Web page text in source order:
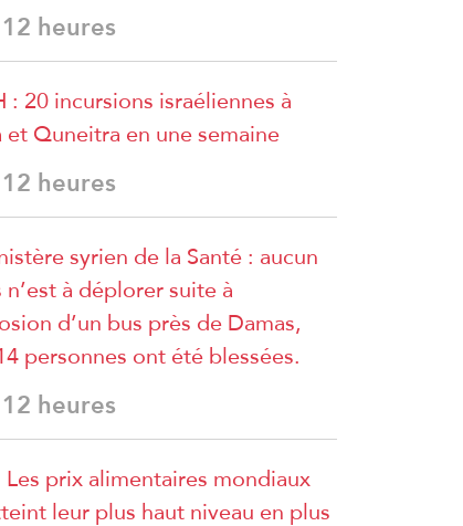
heures
: 20 incursions israéliennes à
et Quneitra en une semaine
heures
syrien de la Santé : aucun
à déplorer suite à
d’un bus près de Damas,
personnes ont été blessées.
heures
prix alimentaires mondiaux
leur plus haut niveau en plus